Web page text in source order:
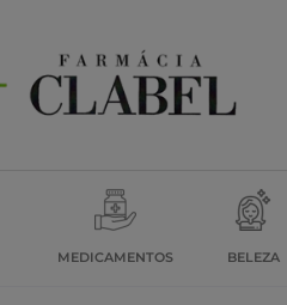
MEDICAMENTOS BELEZA